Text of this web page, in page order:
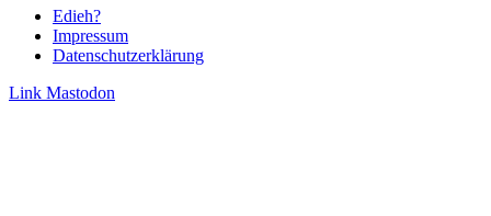
Edieh?
Impressum
Datenschutzerklärung
Link Mastodon